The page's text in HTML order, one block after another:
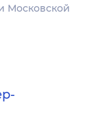
Московской